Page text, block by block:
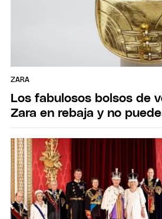
ZARA
Los fabulosos bolsos de
Zara en rebaja y no